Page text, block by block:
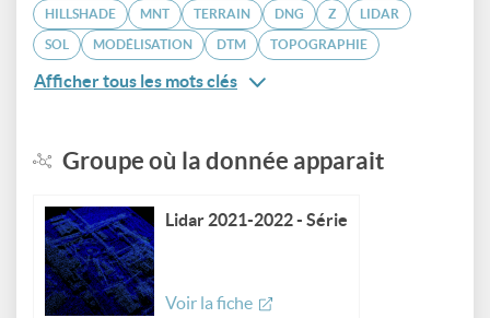
HILLSHADE MNT TERRAIN DNG Z LIDAR
SOL MODÉLISATION DTM TOPOGRAPHIE
Afficher tous les mots clés
Groupe où la donnée apparait
Lidar 2021-2022 - Série
Voir la fiche